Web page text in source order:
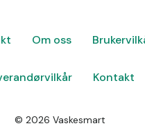
Om oss
Kontakt
© 2026 Vaskesmart